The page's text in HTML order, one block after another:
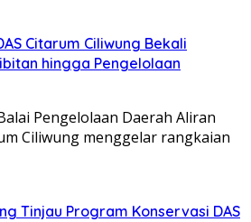
Citarum Ciliwung Bekali
hingga Pengelolaan
Pengelolaan Daerah Aliran
Ciliwung menggelar rangkaian
Tinjau Program Konservasi DAS